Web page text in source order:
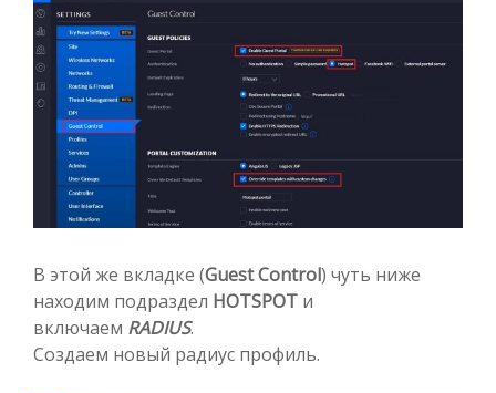
В этой же вкладке (Guest Control) чуть ниже
находим подраздел HOTSPOT и
включаем RADIUS.
Создаем новый радиус профиль.